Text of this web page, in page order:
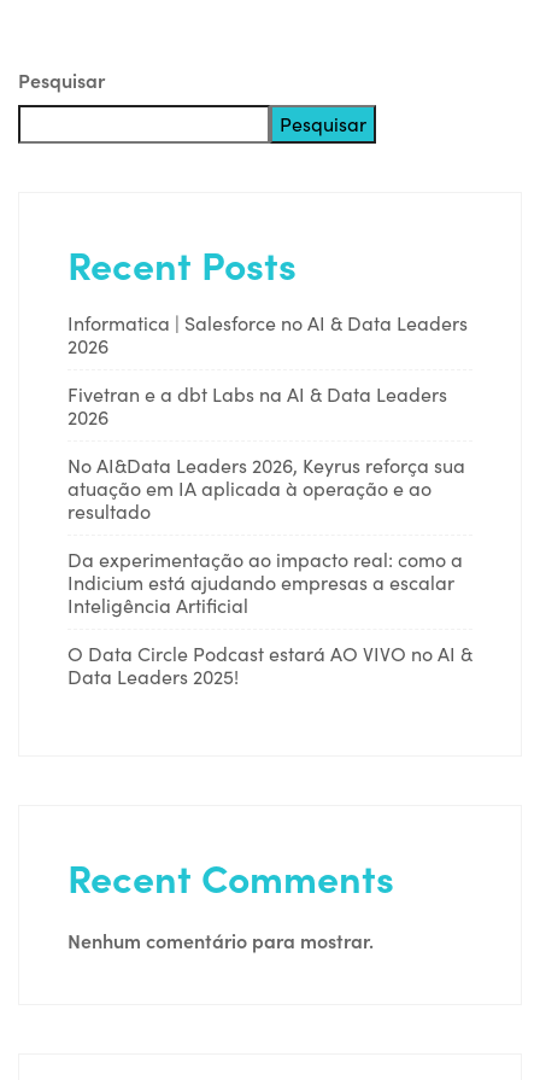
Pesquisar
Pesquisar
Recent Posts
Informatica | Salesforce no AI & Data Leaders
2026
Fivetran e a dbt Labs na AI & Data Leaders
2026
No AI&Data Leaders 2026, Keyrus reforça sua
atuação em IA aplicada à operação e ao
resultado
Da experimentação ao impacto real: como a
Indicium está ajudando empresas a escalar
Inteligência Artificial
O Data Circle Podcast estará AO VIVO no AI &
Data Leaders 2025!
Recent Comments
Nenhum comentário para mostrar.